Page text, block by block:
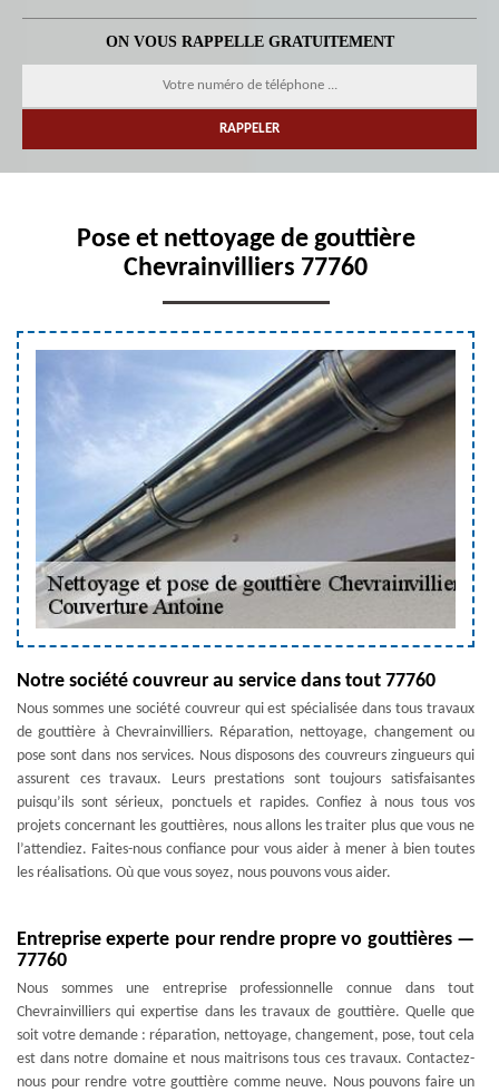
ON VOUS RAPPELLE GRATUITEMENT
Pose et nettoyage de gouttière
Chevrainvilliers 77760
Notre société couvreur au service dans tout 77760
Nous sommes une société couvreur qui est spécialisée dans tous travaux
de gouttière à Chevrainvilliers. Réparation, nettoyage, changement ou
pose sont dans nos services. Nous disposons des couvreurs zingueurs qui
assurent ces travaux. Leurs prestations sont toujours satisfaisantes
puisqu’ils sont sérieux, ponctuels et rapides. Confiez à nous tous vos
projets concernant les gouttières, nous allons les traiter plus que vous ne
l’attendiez. Faites-nous confiance pour vous aider à mener à bien toutes
les réalisations. Où que vous soyez, nous pouvons vous aider.
Entreprise experte pour rendre propre vo gouttières —
77760
Nous sommes une entreprise professionnelle connue dans tout
Chevrainvilliers qui expertise dans les travaux de gouttière. Quelle que
soit votre demande : réparation, nettoyage, changement, pose, tout cela
est dans notre domaine et nous maitrisons tous ces travaux. Contactez-
nous pour rendre votre gouttière comme neuve. Nous pouvons faire un